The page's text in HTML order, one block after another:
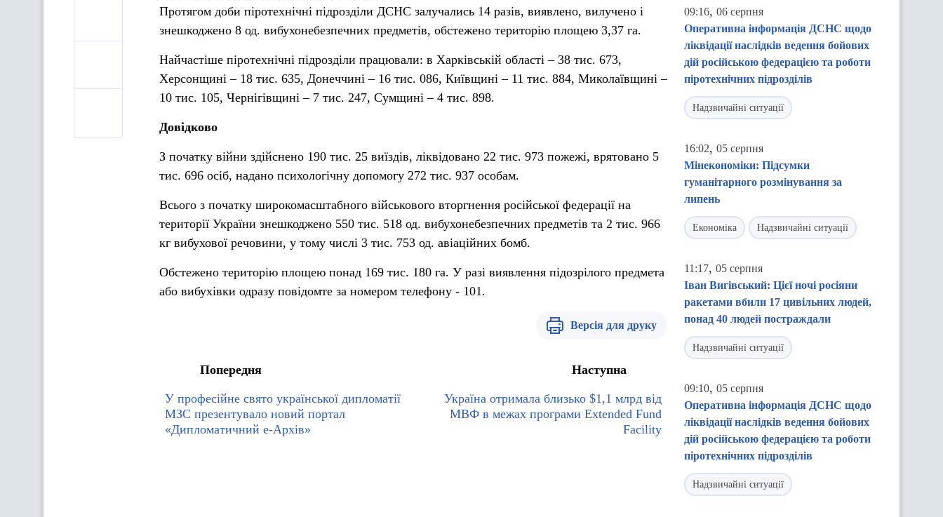
Протягом доби піротехнічні підрозділи ДСНС залучались 14 разів, виявлено, вилучено і
знешкоджено 8 од. вибухонебезпечних предметів, обстежено територію площею 3,37 га.
Найчастіше піротехнічні підрозділи працювали: в Харківській області – 38 тис. 673,
Херсонщині – 18 тис. 635, Донеччині – 16 тис. 086, Київщині – 11 тис. 884, Миколаївщині –
10 тис. 105, Чернігівщині – 7 тис. 247, Сумщині – 4 тис. 898.
Довідково
З початку війни здійснено 190 тис. 25 виїздів, ліквідовано 22 тис. 973 пожежі, врятовано 5
тис. 696 осіб, надано психологічну допомогу 272 тис. 937 особам.
Всього з початку широкомасштабного військового вторгнення російської федерації на
території України знешкоджено 550 тис. 518 од. вибухонебезпечних предметів та 2 тис. 966
кг вибухової речовини, у тому числі 3 тис. 753 од. авіаційних бомб.
Обстежено територію площею понад 169 тис. 180 га. У разі виявлення підозрілого предмета
або вибухівки одразу повідомте за номером телефону - 101.
Версія для друку
Попередня
У професійне свято української дипломатії
МЗС презентувало новий портал
«Дипломатичний е-Архів»
Наступна
Україна отримала близько $1,1 млрд від
МВФ в межах програми Extended Fund
Facility
09:16, 06 серпня
Оперативна інформація ДСНС щодо
ліквідації наслідків ведення бойових
дій російською федерацією та роботи
піротехнічних підрозділів
Надзвичайні ситуації
16:02, 05 серпня
Мінекономіки: Підсумки
гуманітарного розмінування за
липень
Економіка Надзвичайні ситуації
11:17, 05 серпня
Іван Вигівський: Цієї ночі росіяни
ракетами вбили 17 цивільних людей,
понад 40 людей постраждали
Надзвичайні ситуації
09:10, 05 серпня
Оперативна інформація ДСНС щодо
ліквідації наслідків ведення бойових
дій російською федерацією та роботи
піротехнічних підрозділів
Надзвичайні ситуації